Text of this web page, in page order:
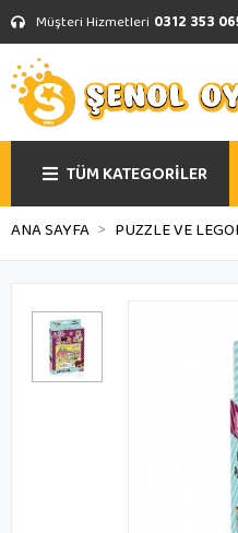
Müşteri Hizmetleri 0312 353
TÜM KATEGORİLER
ANA SAYFA PUZZLE VE